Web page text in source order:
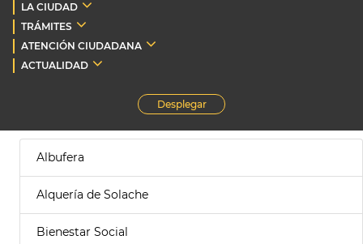
LA CIUDAD
TRÁMITES
ATENCIÓN CIUDADANA
ACTUALIDAD
Desplegar
Albufera
Alquería de Solache
Bienestar Social